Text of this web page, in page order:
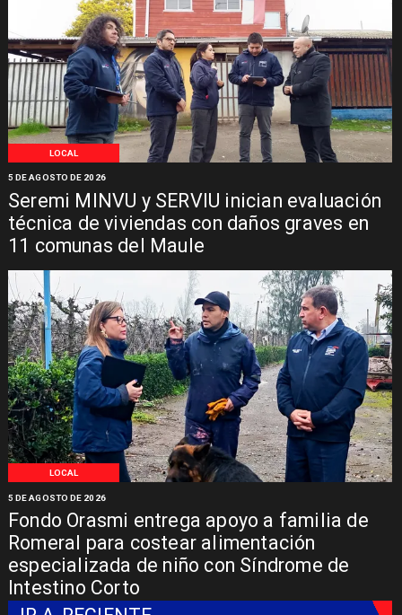
LOCAL
Seremi MINVU y SERVIU inician evaluación
técnica de viviendas con daños graves en
11 comunas del Maule
5 DE AGOSTO DE 2026
LOCAL
Fondo Orasmi entrega apoyo a familia de
Romeral para costear alimentación
especializada de niño con Síndrome de
Intestino Corto
5 DE AGOSTO DE 2026